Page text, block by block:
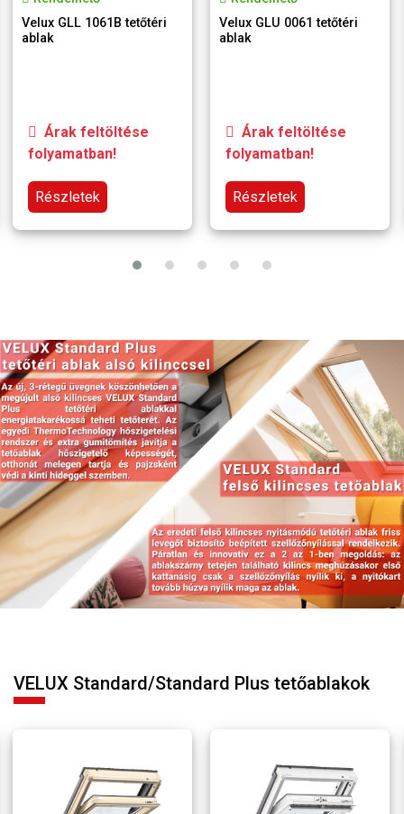
Velux GLL 1061B tetőtéri
ablak
Árak feltöltése
folyamatban!
Részletek
Velux GLU 0061 tetőtéri
ablak
Árak feltöltése
folyamatban!
Részletek
VELUX Standard/Standard Plus tetőablakok